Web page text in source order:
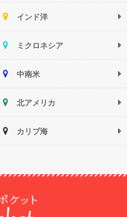
インド洋
ミクロネシア
中南米
北アメリカ
カリブ海